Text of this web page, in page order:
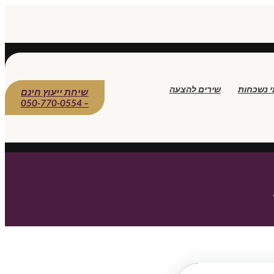
נשכחות שירים להצעה
שיחת ייעוץ חינם
– 050-770-0554